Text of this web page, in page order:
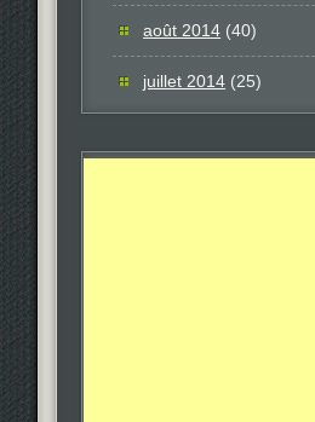
août 2014 (40)
juillet 2014 (25)